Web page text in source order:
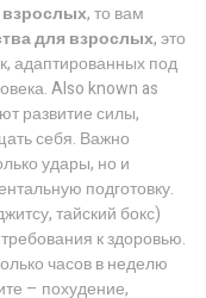
взрослых, то вам
для взрослых,это
адаптированных под
. Also known as
развитие силы,
себя. Важно
удары, но и
подготовку.
тайский бокс)
к здоровью.
часов в неделю
– похудение,